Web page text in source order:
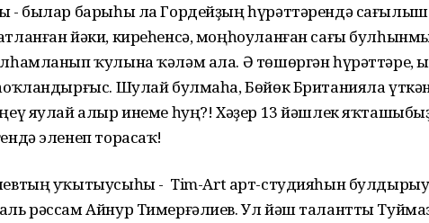
- былар барыһы ла Гордейҙың һүрәттәрендә
йәки, киреһенсә, моңһоуланған сағы
ҡулына ҡәләм ала. Ә төшөргән һүрәттәре,
Шулай булмаһа, Бөйөк Британияла
яулай алыр инеме һуң?! Хәҙер 13 йәшлек
эленеп торасаҡ!
уҡытыусыһы - Tim-Art арт-студияһын
рәссам Айнур Тимерғәлиев. Ул йәш талантты